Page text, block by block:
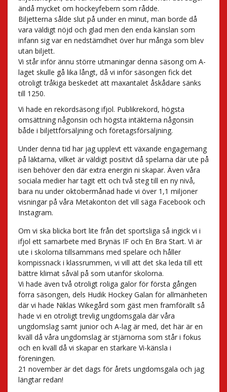
ändå mycket om hockeyfebern som rådde.
Biljetterna sålde slut på under en minut, man borde då
vara väldigt nöjd och glad men den enda känslan som
infann sig var en nedstämdhet över hur många som blev
utan biljett.
Vi står inför ännu större utmaningar denna säsong om A-
laget skulle gå lika långt, då vi inför säsongen fick det
otroligt tråkiga beskedet att maxantalet åskådare sänks
till 1250.
Vi hade en rekordsäsong ifjol. Publikrekord, högsta
omsättning någonsin och högsta intäkterna någonsin
både i biljettförsäljning och företagsförsäljning.
Under denna tid har jag upplevt ett växande engagemang
på läktarna, vilket är väldigt positivt då spelarna där ute på
isen behöver den där extra energin ni skapar. Även våra
sociala medier har tagit ett och två steg till en ny nivå,
bara nu under oktobermånad hade vi över 1,1 miljoner
visningar på våra Metakonton det vill säga Facebook och
Instagram.
Om vi ska blicka bort lite från det sportsliga så ingick vi i
ifjol ett samarbete med Brynäs IF och En Bra Start. Vi är
ute i skolorna tillsammans med spelare och håller
kompissnack i klassrummen, vi vill att det ska leda till ett
bättre klimat såväl på som utanför skolorna.
Vi hade även två otroligt roliga galor för första gången
förra säsongen, dels Hudik Hockey Galan för allmänheten
där vi hade Niklas Wikegård som gäst men framförallt så
hade vi en otroligt trevlig ungdomsgala där våra
ungdomslag samt junior och A-lag är med, det här är en
kväll då våra ungdomslag är stjärnorna som står i fokus
och en kväll då vi skapar en starkare Vi-känsla i
föreningen.
21 november är det dags för årets ungdomsgala och jag
längtar redan!